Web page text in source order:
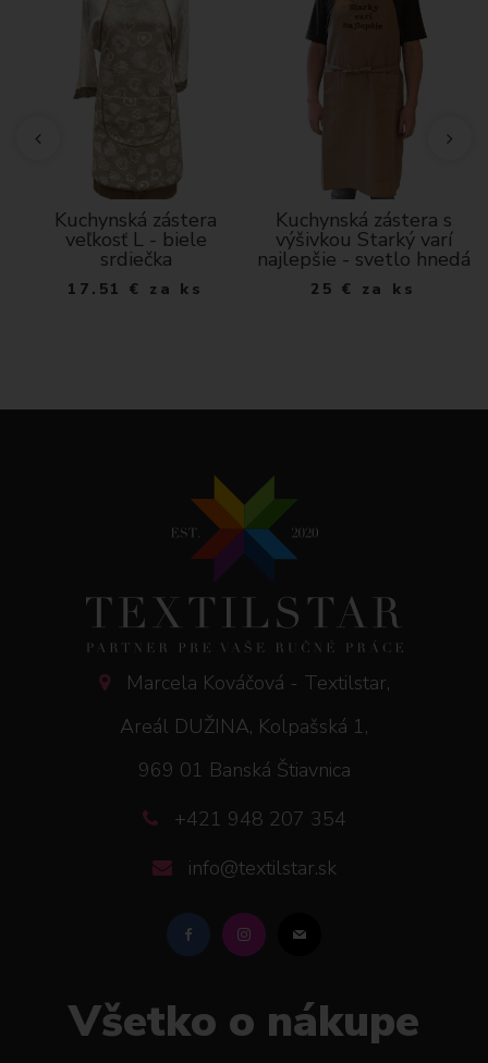
Kuchynská zástera
veľkosť L - biele
srdiečka
17.51 € za ks
Kuchynská zástera s
výšivkou Starký varí
najlepšie - svetlo hnedá
25 € za ks
Marcela Kováčová - Textilstar,
Areál DUŽINA, Kolpašská 1,
969 01 Banská Štiavnica
+421 948 207 354
info@textilstar.sk
Všetko o nákupe